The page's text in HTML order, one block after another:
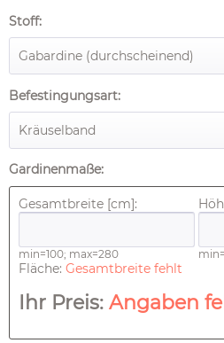
Stoff:
Befestingungsart:
Gardinenmaße:
Gesamtbreite [cm]:
min=100; max=280
Fläche: Gesamtbreite fehlt
Ihr Preis: Angaben